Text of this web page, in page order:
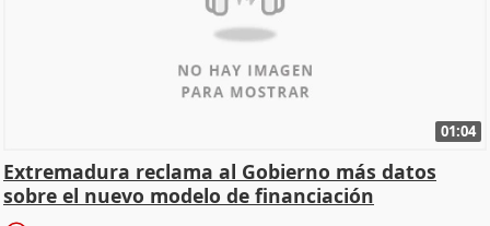
01:04
Extremadura reclama al Gobierno más datos
sobre el nuevo modelo de financiación